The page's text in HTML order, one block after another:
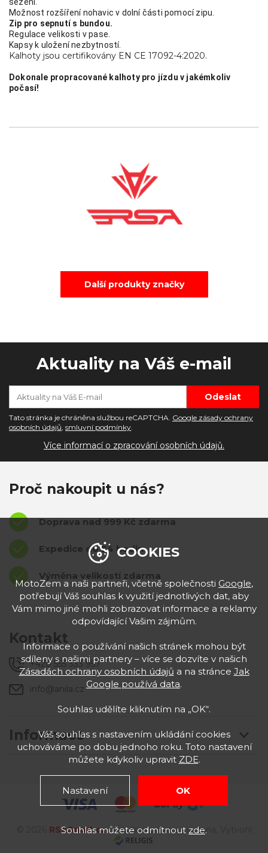
Možnost rozšíření nohavic v dolní části pomocí zipu.
Zip pro sepnutí s bundou.
Regulace velikosti v pase.
Kapsy k uložení nezbytností.
Kalhoty jsou certifikovány EN CE 17092-4:2020.
Dokonale propracované kalhoty pro jízdu v jakémkoliv
počasí!
Další produkty značky
Aktuality na Váš e-mail
Tato stránka je chráněna službou reCAPTCHA. Google zásady ochrany
osobních údajů, smluvní podmínky.
Více informací o zpracování osobních údajů.
Proč nakoupit u nás?
Doprava nad 999 Kč zdarma
Expedice do 24 hodin
Výměna velikostí zdarma
Informace
Kontakt
+420 555 333 957
info@anila.cz
RSASport.cz. Všechna práva vyhrazena. Vytvořil
COOKIES
MotoZem a naši partneři, včetně společnosti Google,
potřebují Váš souhlas k využití jednotlivých dat, aby
Vám mimo jiné mohli zobrazovat informace a reklamy
odpovídající Vašim zájmům.
Informace o používání našich stránek mohou být
sdíleny s našimi partnery – více se dozvíte v našich
Zásadách ochrany osobních údajů a na stránce Jak
Google používá data.
Souhlas udělíte kliknutím na „OK“.
Váš souhlas s nastavením ukládání cookies
uchováváme po dobu jednoho roku. Toto nastavení
můžete kdykoliv upravit ZDE.
Nastavení OK
Souhlas můžete odmítnout zde.